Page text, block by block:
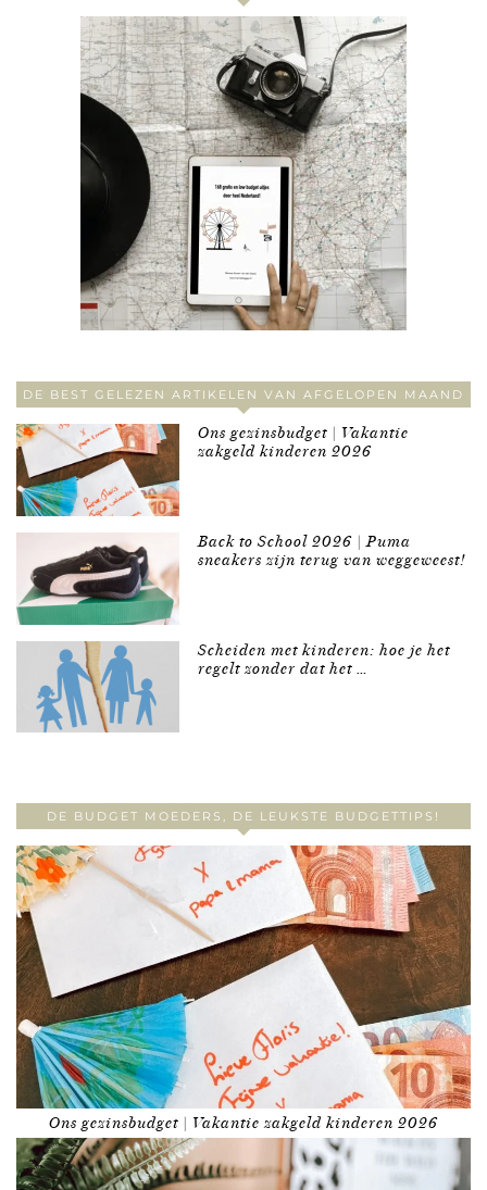
DE BEST GELEZEN ARTIKELEN VAN AFGELOPEN MAAND
Ons gezinsbudget | Vakantie
zakgeld kinderen 2026
Back to School 2026 | Puma
sneakers zijn terug van weggeweest!
Scheiden met kinderen: hoe je het
regelt zonder dat het …
DE BUDGET MOEDERS, DE LEUKSTE BUDGETTIPS!
Ons gezinsbudget | Vakantie zakgeld kinderen 2026